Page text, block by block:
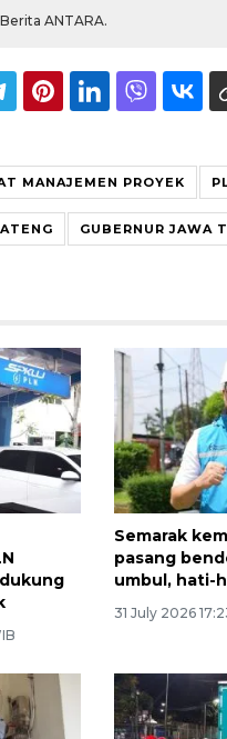
ANTARA.
MANAJEMEN PROYEK
GUBERNUR JAWA
Semarak
pasang
umbul, hati-
31 July 2026